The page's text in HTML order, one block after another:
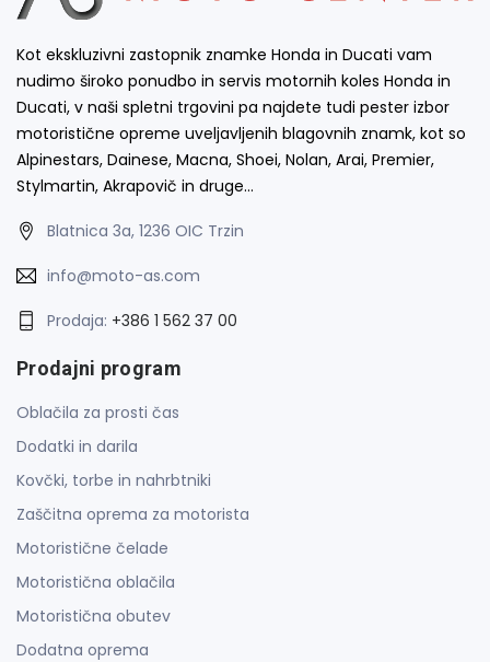
Kot ekskluzivni zastopnik znamke Honda in Ducati vam
nudimo široko ponudbo in servis motornih koles Honda in
Ducati, v naši spletni trgovini pa najdete tudi pester izbor
motoristične opreme uveljavljenih blagovnih znamk, kot so
Alpinestars, Dainese, Macna, Shoei, Nolan, Arai, Premier,
Stylmartin, Akrapovič in druge…
Blatnica 3a, 1236 OIC Trzin
info@moto-as.com
Prodaja: +386 1 562 37 00
Prodajni program
Oblačila za prosti čas
Dodatki in darila
Kovčki, torbe in nahrbtniki
Zaščitna oprema za motorista
Motoristične čelade
Motoristična oblačila
Motoristična obutev
Dodatna oprema